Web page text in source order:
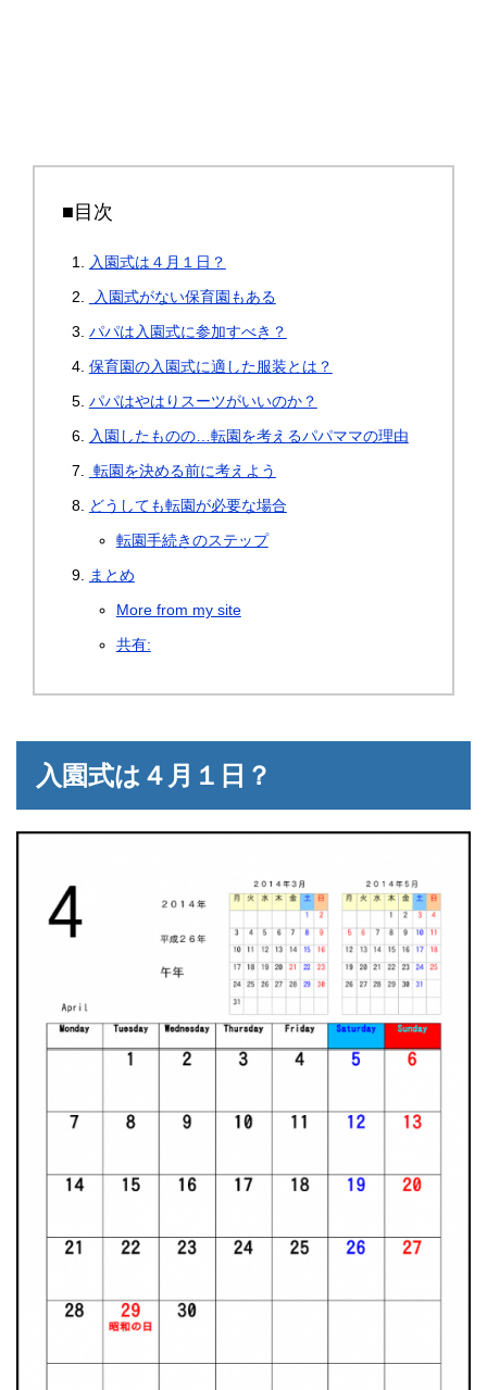
■目次
入園式は４月１日？
入園式がない保育園もある
パパは入園式に参加すべき？
保育園の入園式に適した服装とは？
パパはやはりスーツがいいのか？
入園したものの…転園を考えるパパママの理由
転園を決める前に考えよう
どうしても転園が必要な場合
転園手続きのステップ
まとめ
More from my site
共有:
入園式は４月１日？